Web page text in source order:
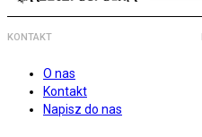
KONTAKT
O nas
Kontakt
Napisz do nas